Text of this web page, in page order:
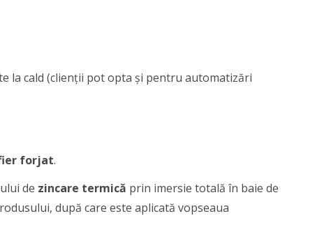
la cald (clienții pot opta și pentru automatizări
forjat.
de zincare termică prin imersie totală în baie de
după care este aplicată vopseaua